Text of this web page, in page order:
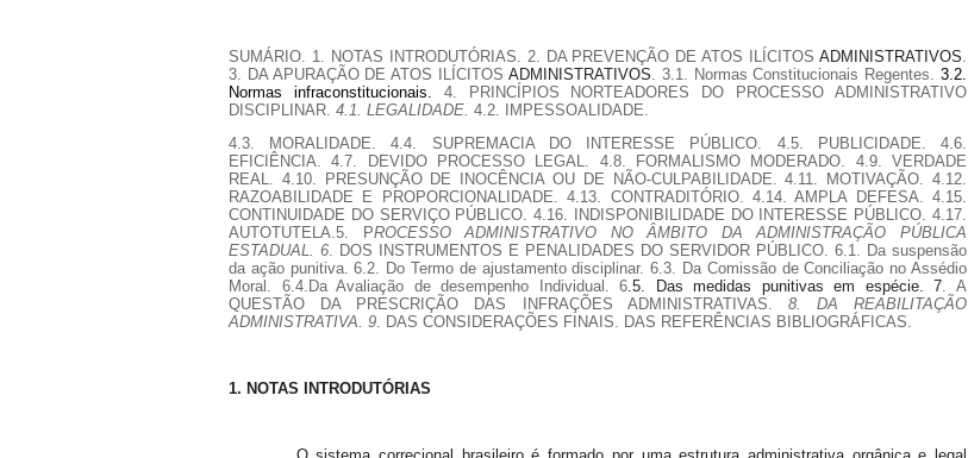
SUMÁRIO. 1. NOTAS INTRODUTÓRIAS. 2. DA PREVENÇÃO DE ATOS ILÍCITOS ADMINISTRATIVOS
3. DA APURAÇÃO DE ATOS ILÍCITOS ADMINISTRATIVOS 3.1. Normas Constitucionais Regentes.3.2.
Normas infraconstitucionais. 4. PRINCÍPIOS NORTEADORES DO PROCESSO ADMINISTRATIVO
DISCIPLINAR. 4.1. LEGALIDADE. 4.2. IMPESSOALIDADE.
4.3. MORALIDADE. 4.4. SUPREMACIA DO INTERESSE PÚBLICO. 4.5. PUBLICIDADE. 4.6.
EFICIÊNCIA. 4.7. DEVIDO PROCESSO LEGAL. 4.8. FORMALISMO MODERADO. 4.9. VERDADE
REAL. 4.10. PRESUNÇÃO DE INOCÊNCIA OU DE NÃO-CULPABILIDADE. 4.11. MOTIVAÇÃO. 4.12.
RAZOABILIDADE E PROPORCIONALIDADE. 4.13. CONTRADITÓRIO. 4.14. AMPLA DEFESA. 4.15.
CONTINUIDADE DO SERVIÇO PÚBLICO. 4.16. INDISPONIBILIDADE DO INTERESSE PÚBLICO. 4.17.
AUTOTUTELA. 5. PROCESSO ADMINISTRATIVO NO ÂMBITO DA ADMINISTRAÇÃO PÚBLICA
ESTADUAL. 6 . DOS INSTRUMENTOS E PENALIDADES DO SERVIDOR PÚBLICO. 6.1. Da suspensão
da ação punitiva. 6.2. Do Termo de ajustamento disciplinar. 6.3. Da Comissão de Conciliação no Assédio
Moral. 6.4.Da Avaliação de desempenho Individual. 6 .5. Das medidas punitivas em espécie. 7 . A
QUESTÃO DA PRESCRIÇÃO DAS INFRAÇÕES ADMINISTRATIVAS. 8. DA REABILITAÇÃO
ADMINISTRATIVA. 9 . DAS CONSIDERAÇÕES FINAIS. DAS REFERÊNCIAS BIBLIOGRÁFICAS.
1. NOTAS INTRODUTÓRIAS
O sistema correcional brasileiro é formado por uma estrutura administrativa orgânica e legal